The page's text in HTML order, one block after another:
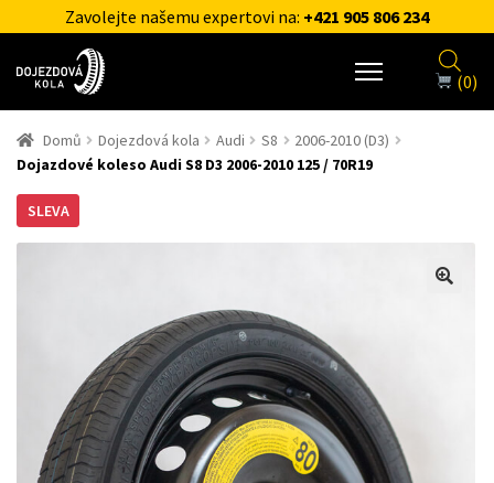
Zavolejte našemu expertovi na: +421 905 806 234
(0)
Domů Dojezdová kola Audi S8
2006-2010 (D3)
Dojazdové koleso Audi S8 D3 2006-2010 125 / 70R19
SLEVA